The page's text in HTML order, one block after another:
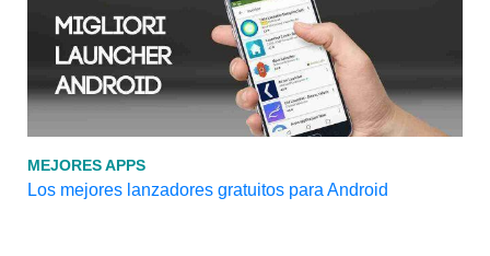
MEJORES APPS
Los mejores lanzadores gratuitos para Android